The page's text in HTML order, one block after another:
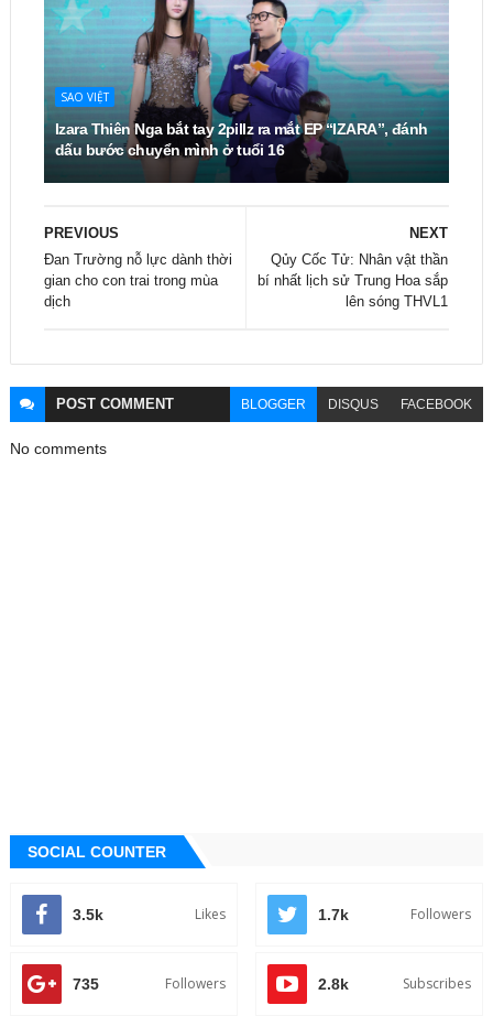
SAO VIỆT
Izara Thiên Nga bắt tay 2pillz ra mắt EP “IZARA”, đánh
dấu bước chuyển mình ở tuổi 16
NEXT
Qủy Cốc Tử: Nhân vật thần
bí nhất lịch sử Trung Hoa sắp
lên sóng THVL1
PREVIOUS
Đan Trường nỗ lực dành thời
gian cho con trai trong mùa
dịch
POST COMMENT BLOGGER DISQUS FACEBOOK
No comments
SOCIAL COUNTER
3.5k Likes 1.7k Followers
735 Followers 2.8k Subscribes